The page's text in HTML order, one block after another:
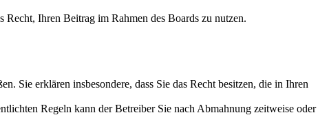
Ihren Beitrag im Rahmen des Boards zu nutzen.
Sie erklären insbesondere, dass Sie das Recht besitzen, die in Ihren
Regeln kann der Betreiber Sie nach Abmahnung zeitweise oder